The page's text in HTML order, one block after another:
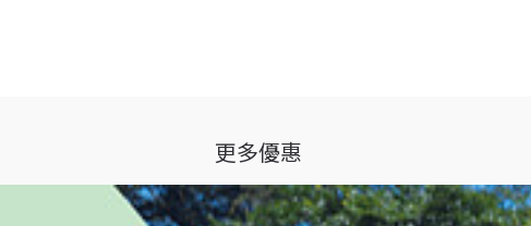
不得要求 Gogoro 將贈品折現、替換為其他物品，或將受贈資格移轉予他人；參加人亦
及交車中心），欲了解確切活動時間及地點者請洽鄰近門市。
更多優惠